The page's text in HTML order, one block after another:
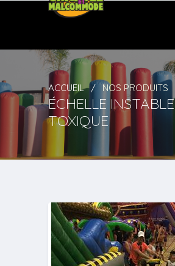
ACCUEIL NOS PRODUITS
ÉCHELLE INSTABLE
TOXIQUE